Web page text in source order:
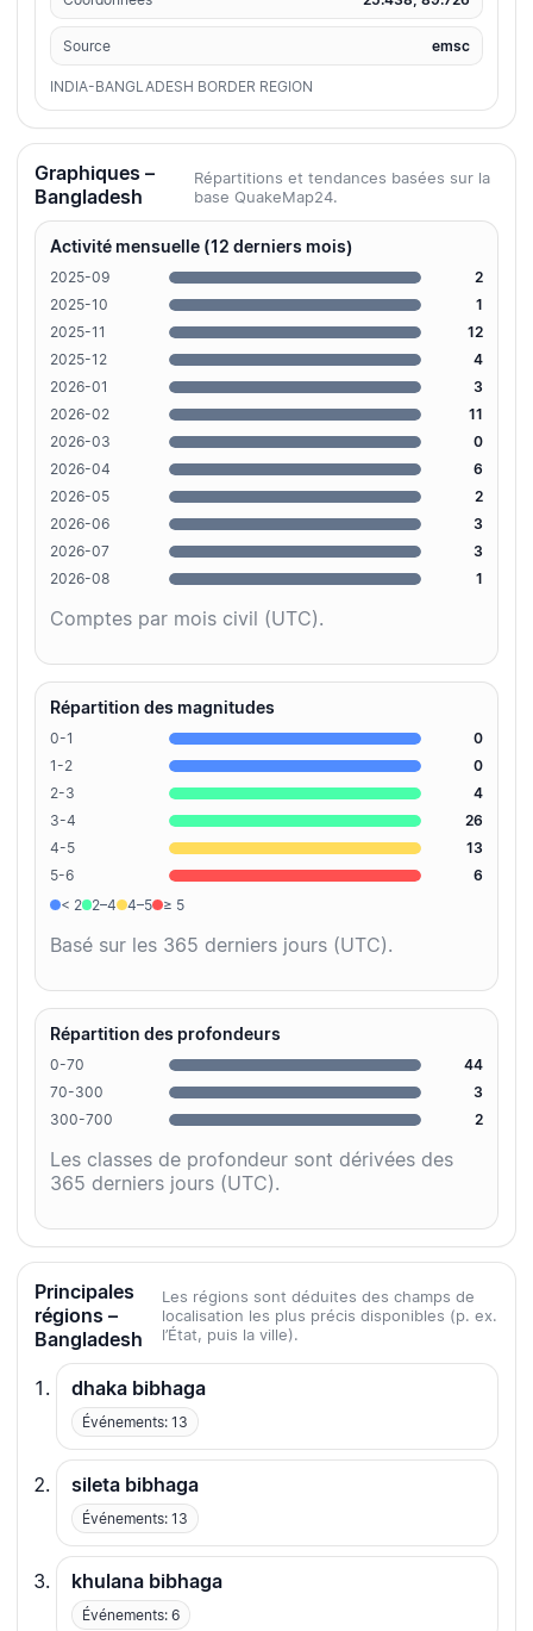
Source emsc
INDIA-BANGLADESH BORDER REGION
Graphiques –
Bangladesh
Répartitions et tendances basées sur la
base QuakeMap24.
Activité mensuelle (12 derniers mois)
2025-09
2
2025-10
1
2025-11
12
2025-12
4
2026-01
3
2026-02
11
2026-03
0
2026-04
6
2026-05
2
2026-06
3
2026-07
3
2026-08
1
Comptes par mois civil (UTC).
Répartition des magnitudes
0-1
0
1-2
0
2-3
4
3-4
26
4-5
13
5-6
6
< 2
2–4 4–5 ≥ 5
Basé sur les 365 derniers jours (UTC).
Répartition des profondeurs
0-70
44
70-300
3
300-700
2
Les classes de profondeur sont dérivées des
365 derniers jours (UTC).
Principales
régions –
Bangladesh
Les régions sont déduites des champs de
localisation les plus précis disponibles (p. ex.
l’État, puis la ville).
dhaka bibhaga
Événements: 13
sileta bibhaga
Événements: 13
khulana bibhaga
Événements: 6